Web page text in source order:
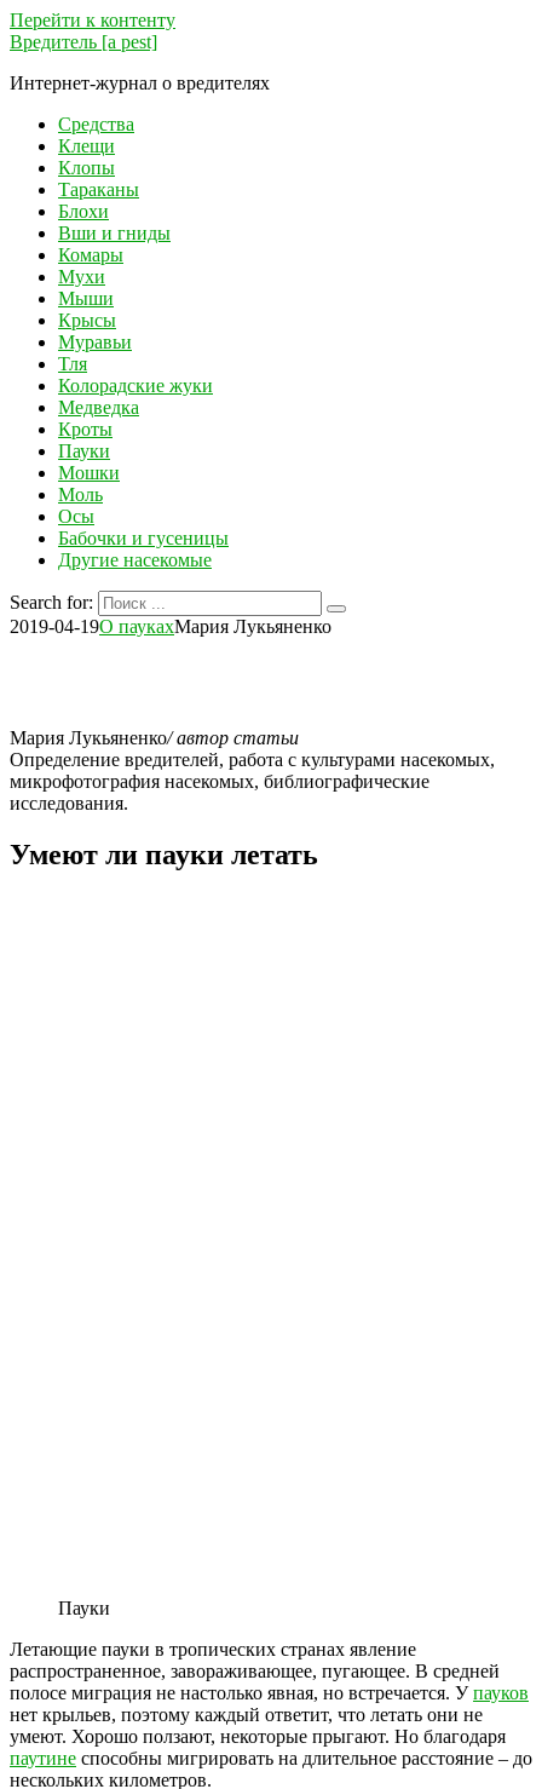
Перейти к контенту
Вредитель [a pest]
Интернет-журнал о вредителях
Средства
Клещи
Клопы
Тараканы
Блохи
Вши и гниды
Комары
Мухи
Мыши
Крысы
Муравьи
Тля
Колорадские жуки
Медведка
Кроты
Пауки
Мошки
Моль
Осы
Бабочки и гусеницы
Другие насекомые
Search for:
2019-04-19О паукахМария Лукьяненко
Мария Лукьяненко/ автор статьи
Определение вредителей, работа с культурами насекомых,
микрофотография насекомых, библиографические
исследования.
Умеют ли пауки летать
Пауки
Летающие пауки в тропических странах явление
распространенное, завораживающее, пугающее. В средней
полосе миграция не настолько явная, но встречается. Упауков
нет крыльев, поэтому каждый ответит, что летать они не
умеют. Хорошо ползают, некоторые прыгают. Но благодаря
паутине способны мигрировать на длительное расстояние – до
нескольких километров.